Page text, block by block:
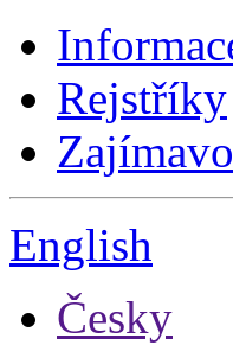
Rejstříky
English
Česky